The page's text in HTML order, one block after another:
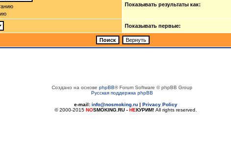
Показывать результаты как:
Показывать первые:
Создано на основе phpBB® Forum Software © phpBB Group
Русская поддержка phpBB
e-mail: info@nosmoking.ru | Privacy Policy
© 2000-2015 NOSMOKING.RU - НЕКУРИМ! All rights reserved.